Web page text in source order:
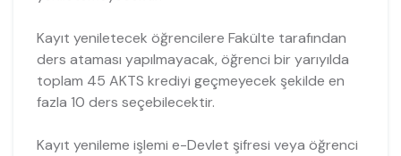
Kayıt yeniletecek öğrencilere Fakülte tarafından
ders ataması yapılmayacak, öğrenci bir yarıyılda
toplam 45 AKTS krediyi geçmeyecek şekilde en
fazla 10 ders seçebilecektir.
Kayıt yenileme işlemi e-Devlet şifresi veya öğrenci